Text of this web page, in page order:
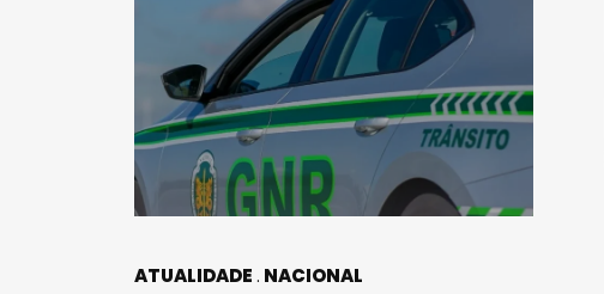
ATUALIDADE NACIONAL